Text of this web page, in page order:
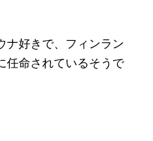
ナ好きで、フィンラン
任命されているそうで